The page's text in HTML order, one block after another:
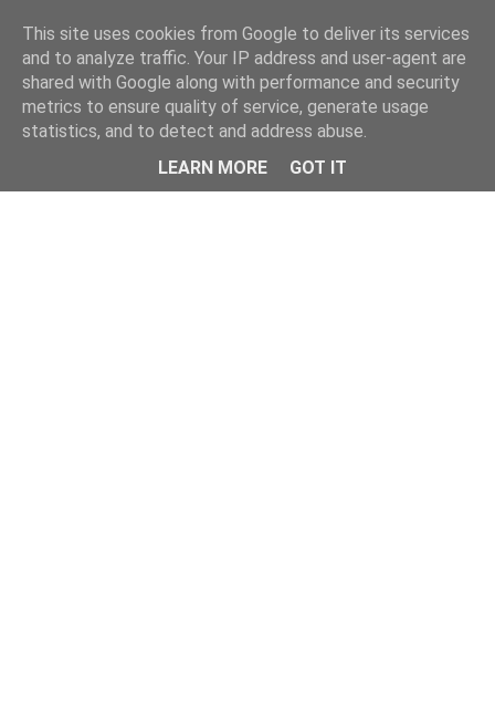
Menu
This site uses cookies from Google to deliver its services
and to analyze traffic. Your IP address and user-agent are
shared with Google along with performance and security
metrics to ensure quality of service, generate usage
statistics, and to detect and address abuse.
LEARN MORE
GOT IT